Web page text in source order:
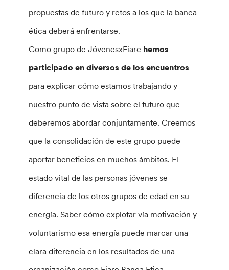
propuestas de futuro y retos a los que la banca
ética deberá enfrentarse.
Como grupo de JóvenesxFiare hemos
participado en diversos de los encuentros
para explicar cómo estamos trabajando y
nuestro punto de vista sobre el futuro que
deberemos abordar conjuntamente. Creemos
que la consolidación de este grupo puede
aportar beneficios en muchos ámbitos. El
estado vital de las personas jóvenes se
diferencia de los otros grupos de edad en su
energía. Saber cómo explotar vía motivación y
voluntarismo esa energía puede marcar una
clara diferencia en los resultados de una